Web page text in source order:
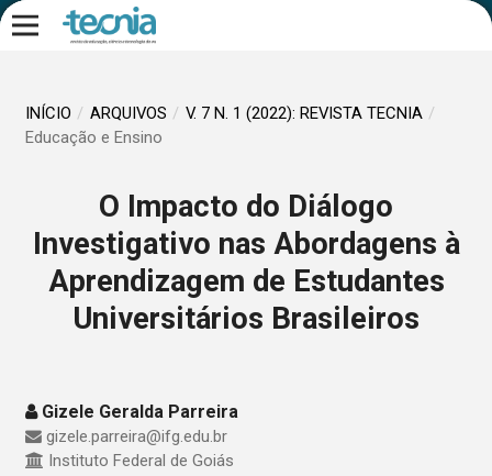
INÍCIO / ARQUIVOS / V. 7 N. 1 (2022): REVISTA TECNIA /
Educação e Ensino
O Impacto do Diálogo
Investigativo nas Abordagens à
Aprendizagem de Estudantes
Universitários Brasileiros
Gizele Geralda Parreira
gizele.parreira@ifg.edu.br
Instituto Federal de Goiás